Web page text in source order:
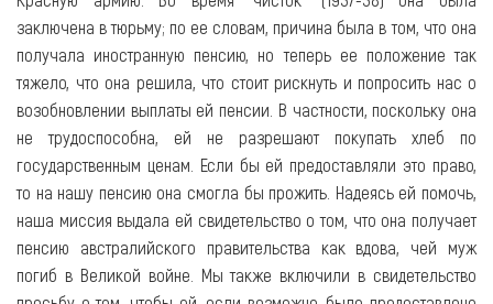
заключена в тюрьму; по ее словам, причина была в том, что она
получала иностранную пенсию, но теперь ее положение так
тяжело, что она решила, что стоит рискнуть и попросить нас о
возобновлении выплаты ей пенсии. В частности, поскольку она
не трудоспособна, ей не разрешают покупать хлеб по
государственным ценам. Если бы ей предоставляли это право,
то на нашу пенсию она смогла бы прожить. Надеясь ей помочь,
наша миссия выдала ей свидетельство о том, что она получает
пенсию австралийского правительства как вдова, чей муж
погиб в Великой войне. Мы также включили в свидетельство